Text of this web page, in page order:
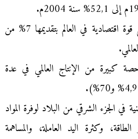
اعتبار الصين رابع قوة اقتصادية في العالم بتقديمها 7% من
كبيرة من الإنتاج العالمي في عدة
في الجزء الشرقي من البلاد لوفرة المواد
وكثرة اليد العاملة، والمساهمة